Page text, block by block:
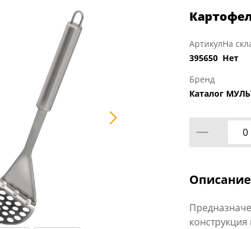
Артикул
395650
На
Нет
Бренд
Каталог
Описание